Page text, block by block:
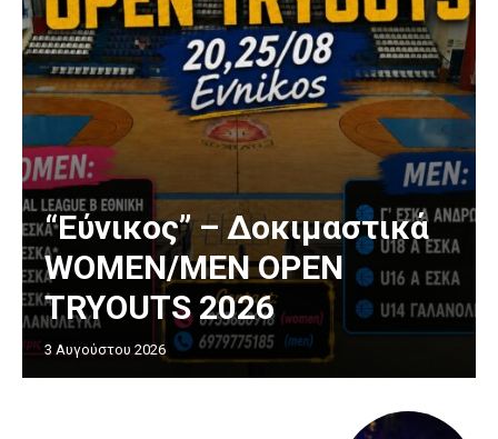
“Εύνικος” – Δοκιμαστικά
WOMEN/MEN OPEN
TRYOUTS 2026
3 Αυγούστου 2026